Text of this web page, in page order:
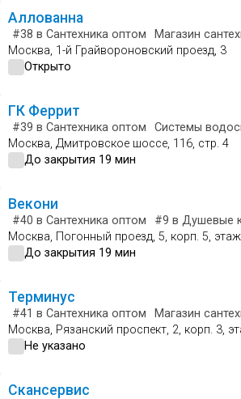
Аллованна
#38 в Сантехника оптом Магазин
Москва, 1-й Грайвороновский проезд, 3
Открыто
ГК Феррит
#39 в Сантехника оптом
Системы
Москва, Дмитровское шоссе, 116, стр. 4
До закрытия 19 мин
Векони
#40 в Сантехника оптом #9 в Душевые
Москва, Погонный проезд, 5, корп. 5, этаж
До закрытия 19 мин
Терминус
#41 в Сантехника оптом Магазин
Москва, Рязанский проспект, 2, корп. 3,
Не указано
Скансервис